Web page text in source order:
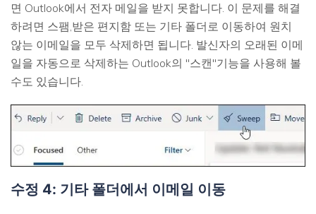
면 Outlook에서 전자 메일을 받지 못합니다. 이 문제를 해결
하려면 스팸,받은 편지함 또는 기타 폴더로 이동하여 원치
않는 이메일을 모두 삭제하면 됩니다. 발신자의 오래된 이메
일을 자동으로 삭제하는 Outlook의 "스캔"기능을 사용해 볼
수도 있습니다.
수정 4: 기타 폴더에서 이메일 이동